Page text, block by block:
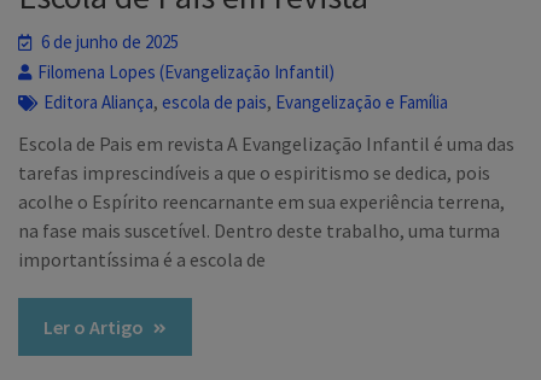
6 de junho de 2025
Filomena Lopes (Evangelização Infantil)
Editora Aliança, escola de pais, Evangelização e Família
Escola de Pais em revista A Evangelização Infantil é uma das
tarefas imprescindíveis a que o espiritismo se dedica, pois
acolhe o Espírito reencarnante em sua experiência terrena,
na fase mais suscetível. Dentro deste trabalho, uma turma
importantíssima é a escola de
Ler o Artigo